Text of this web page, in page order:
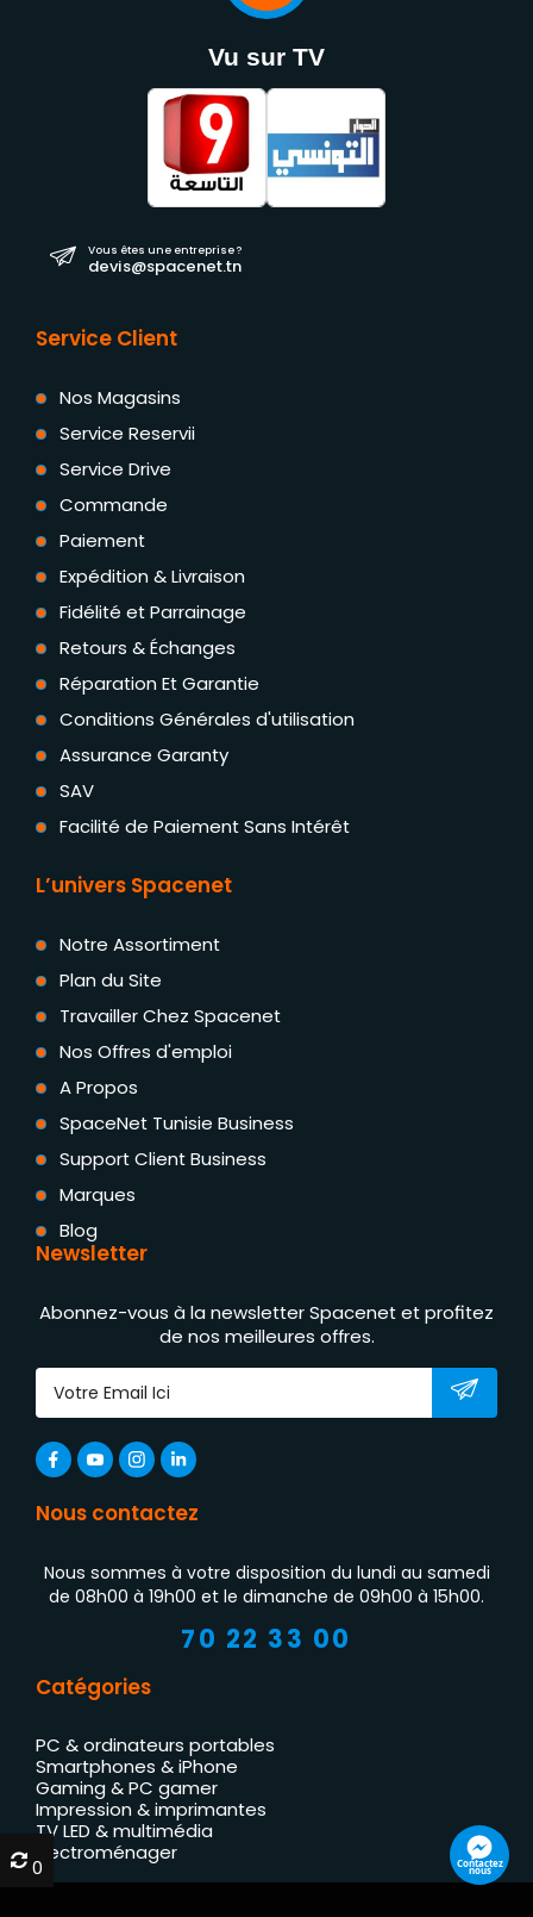
Vu sur TV
Vous êtes une entreprise ?
devis@spacenet.tn
Service Client
Nos Magasins
Service Reservii
Service Drive
Commande
Paiement
Expédition & Livraison
Fidélité et Parrainage
Retours & Échanges
Réparation Et Garantie
Conditions Générales d'utilisation
Assurance Garanty
SAV
Facilité de Paiement Sans Intérêt
L’univers Spacenet
Notre Assortiment
Plan du Site
Travailler Chez Spacenet
Nos Offres d'emploi
A Propos
SpaceNet Tunisie Business
Support Client Business
Marques
Blog
Newsletter
Abonnez-vous à la newsletter Spacenet et profitez
de nos meilleures offres.
Nous contactez
Nous sommes à votre disposition du lundi au samedi
de 08h00 à 19h00 et le dimanche de 09h00 à 15h00.
70 22 33 00
Catégories
PC & ordinateurs portables
Smartphones & iPhone
Gaming & PC gamer
Impression & imprimantes
TV LED & multimédia
Électroménager
Contactez
nous
0
0